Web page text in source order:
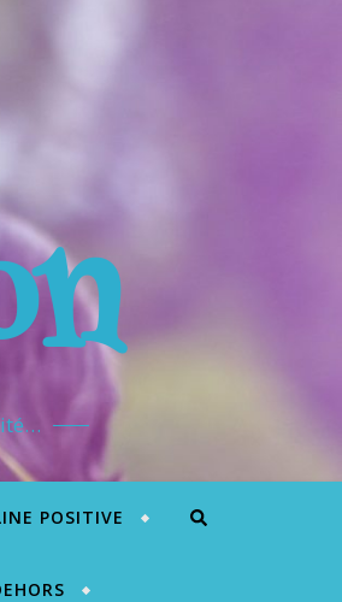
POSITIVE